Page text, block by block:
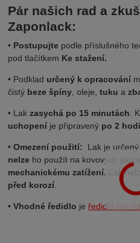
Pár našich rad a
Zaponlack:
• Postupujte podle příslušného
pod tlačítkem Ke stažení.
• Podklad určený k opracování
čistý beze špíny, oleje,tuku a
• Lakzasychá po 15 minutách.
uchopení je připravený po 2
•Omezení použití: Lak je
nelze ho použít na kovových
mechanickému zatížení.
Lak
před korozí.
•Vhodné ředidlo jeředidlo pro